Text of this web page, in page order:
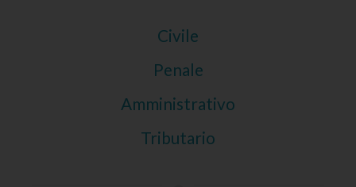
Civile
Penale
Amministrativo
Tributario